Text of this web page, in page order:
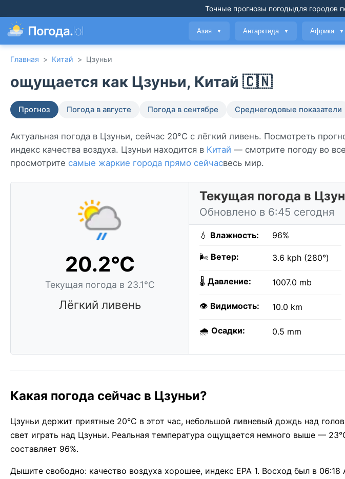
Точные прогнозы погодыдля городов
Погода.lol Азия ▼ Антарктида ▼ Африка ▼
Главная > Китай > Цзуньи
ощущается как Цзуньи, Китай 🇨🇳
Прогноз Погода в августе Погода в сентябре Среднегодовые показатели
Актуальная погода в Цзуньи, сейчас 20°C с лёгкий ливень. Посмотреть
индекс качества воздуха. Цзуньи находится в Китай — смотрите погоду во
просмотрите самые жаркие города прямо сейчасвесь мир.
20.2°C
Текущая погода в 23.1°C
Лёгкий ливень
Текущая погода в
Обновлено в 6:45 сегодня
💧 Влажность: 96%
🌬️ Ветер: 3.6 kph (280°)
🌡️ Давление: 1007.0 mb
👁️ Видимость: 10.0 km
🌧️ Осадки: 0.5 mm
Какая погода сейчас в Цзуньи?
Цзуньи держит приятные 20°C в этот час, небольшой ливневый дождь над
свет играть над Цзуньи. Реальная температура ощущается немного выше —
составляет 96%.
Дышите свободно: качество воздуха хорошее, индекс EPA 1. Восход был в 06:18